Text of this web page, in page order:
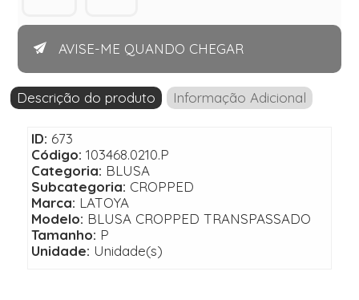
AVISE-ME QUANDO CHEGAR
Descrição do produto Informação Adicional
ID: 673
Código: 103468.0210.P
Categoria: BLUSA
Subcategoria: CROPPED
Marca: LATOYA
Modelo: BLUSA CROPPED TRANSPASSADO
Tamanho: P
Unidade: Unidade(s)